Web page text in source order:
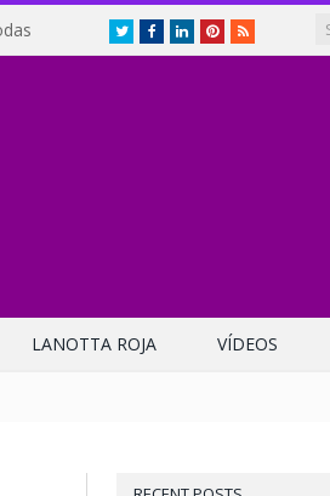
TwitterFacebookLinkedInPinterest
RSS
LANOTTA ROJA VÍDEOS